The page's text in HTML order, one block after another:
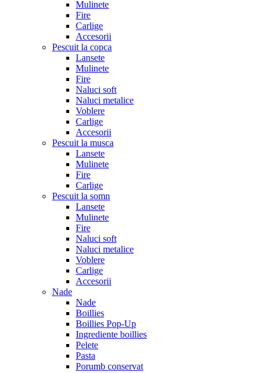
Mulinete
Fire
Carlige
Accesorii
Pescuit la copca
Lansete
Mulinete
Fire
Naluci soft
Naluci metalice
Voblere
Carlige
Accesorii
Pescuit la musca
Lansete
Mulinete
Fire
Carlige
Pescuit la somn
Lansete
Mulinete
Fire
Naluci soft
Naluci metalice
Voblere
Carlige
Accesorii
Nade
Nade
Boillies
Boillies Pop-Up
Ingrediente boillies
Pelete
Pasta
Porumb conservat